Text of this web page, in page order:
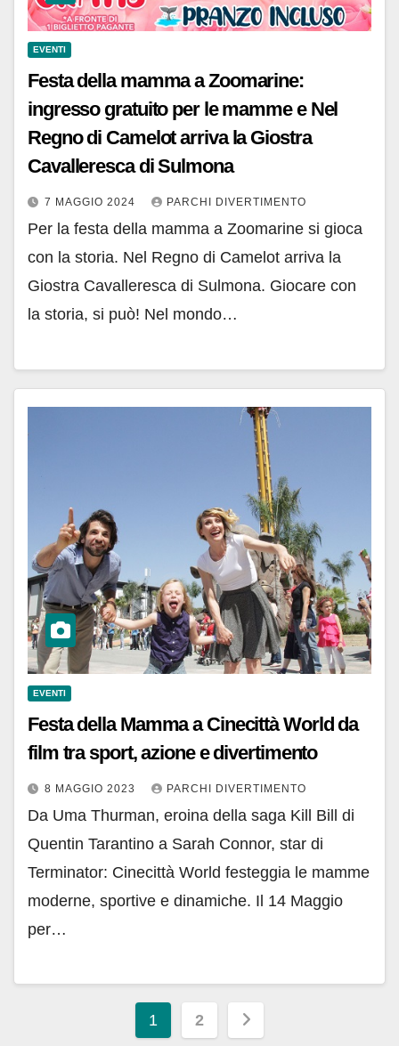
EVENTI
Festa della mamma a Zoomarine:
ingresso gratuito per le mamme e Nel
Regno di Camelot arriva la Giostra
Cavalleresca di Sulmona
7 MAGGIO 2024 PARCHI DIVERTIMENTO
Per la festa della mamma a Zoomarine si gioca
con la storia. Nel Regno di Camelot arriva la
Giostra Cavalleresca di Sulmona. Giocare con
la storia, si può! Nel mondo…
EVENTI
Festa della Mamma a Cinecittà World da
film tra sport, azione e divertimento
8 MAGGIO 2023 PARCHI DIVERTIMENTO
Da Uma Thurman, eroina della saga Kill Bill di
Quentin Tarantino a Sarah Connor, star di
Terminator: Cinecittà World festeggia le mamme
moderne, sportive e dinamiche. Il 14 Maggio
per…
Paginazione
1 2